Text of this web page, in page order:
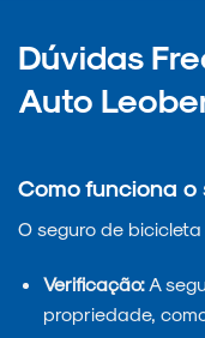
Dúvidas
Auto
Como funciona o
O seguro de
Verificação:A
propriedade,